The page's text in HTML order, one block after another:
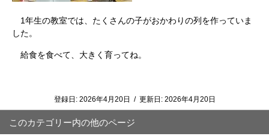
1年生の教室では、たくさんの子がおかわりの列を作っていま
した。
給食を食べて、大きく育ってね。
登録日: 2026年4月20日 / 更新日: 2026年4月20日
このカテゴリー内の他のページ